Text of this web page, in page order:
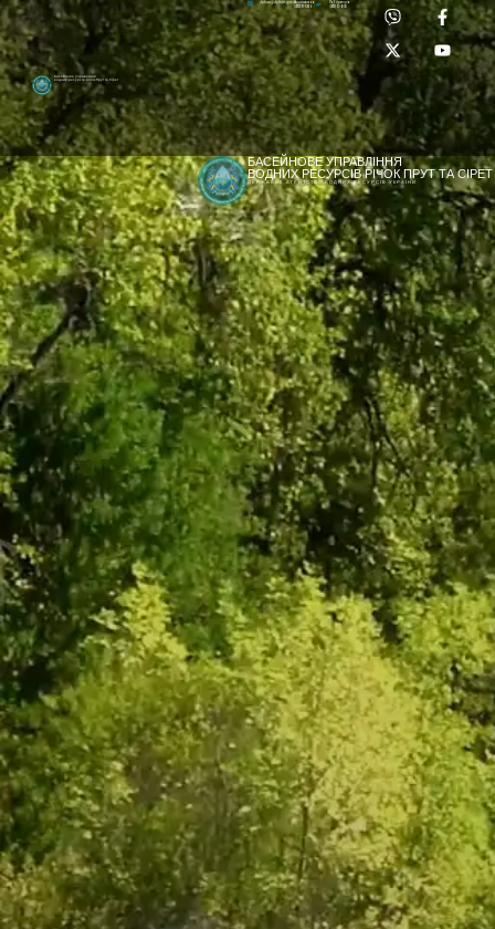
[newyear_garland]
Басейнове управління
водних ресурсів річок Прут та Сірет
Лабораторія:
(0372) 53-92-00
dpbuvr@dpbuvr.gov.uaПриймальня:
(0372) 51-14-56
БАСЕЙНОВЕ УПРАВЛІННЯ
ВОДНИХ РЕСУРСІВ РІЧОК ПРУТ ТА СІРЕТ
ДЕРЖАВНЕ АГЕНТСТВО ВОДНИХ РЕСУРСІВ УКРАЇНИ